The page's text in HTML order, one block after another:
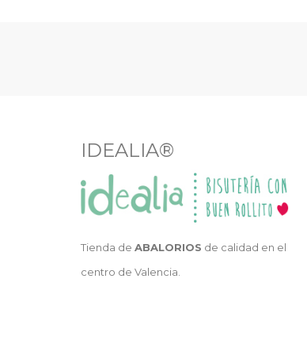
IDEALIA®
Tienda de ABALORIOS de calidad en el
centro de Valencia.